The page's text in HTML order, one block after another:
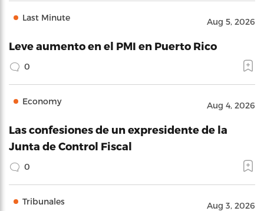
Last Minute Aug 5, 2026
Leve aumento en el PMI en Puerto Rico
0
Economy Aug 4, 2026
Las confesiones de un expresidente de la
Junta de Control Fiscal
0
Tribunales Aug 3, 2026